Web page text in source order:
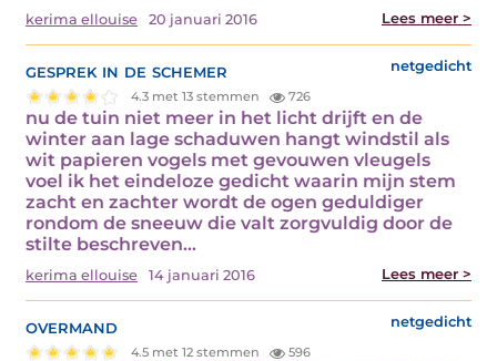
kerima ellouise 20 januari 2016 Lees meer >
gesprek in de schemer netgedicht
4.3 met 13 stemmen 726
nu de tuin niet meer in het licht drijft en de
winter aan lage schaduwen hangt windstil als
wit papieren vogels met gevouwen vleugels
voel ik het eindeloze gedicht waarin mijn stem
zacht en zachter wordt de ogen geduldiger
rondom de sneeuw die valt zorgvuldig door de
stilte beschreven…
kerima ellouise 14 januari 2016 Lees meer >
overmand netgedicht
4.5 met 12 stemmen 596